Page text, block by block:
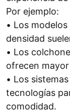
Por ejemplo:
• Los
densidad
• Los
ofrecen
• Los
tecnologías
comodidad.